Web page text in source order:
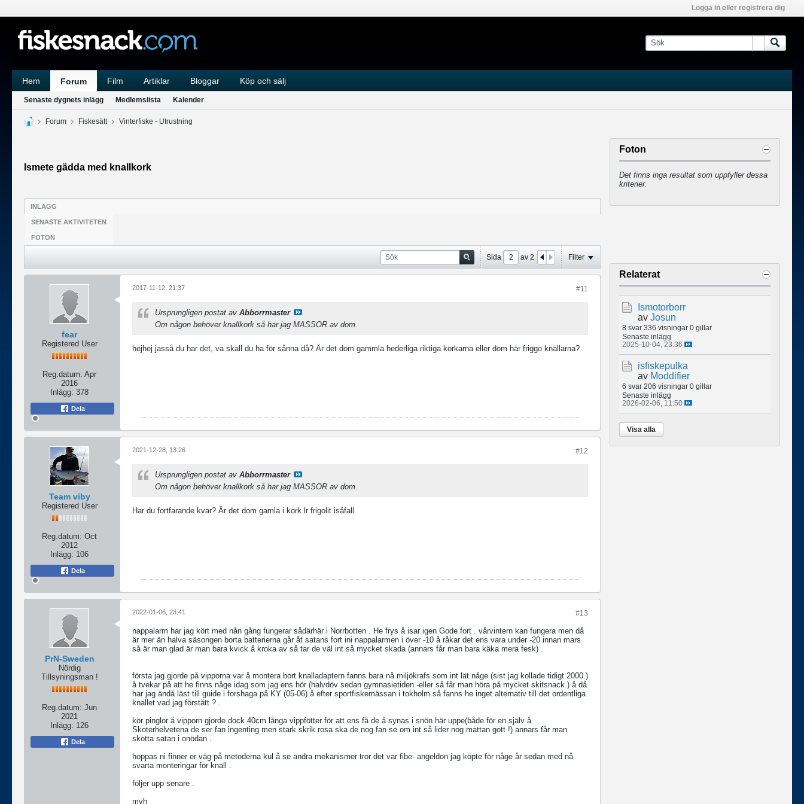
Logga in eller registrera dig
Hem Forum Film Artiklar Bloggar Köp och sälj
Senaste dygnets inlägg Medlemslista Kalender
Forum Fiskesätt Vinterfiske - Utrustning
Ismete gädda med knallkork
INLÄGG
SENASTE AKTIVITETEN
FOTON
Sida av 2 Filter
fear
Registered User
Reg.datum: Apr
2016
Inlägg: 378
Dela
#11
2017-11-12, 21:37
Ursprungligen postat av Abborrmaster
Om någon behöver knallkork så har jag MASSOR av dom.
hejhej jasså du har det, va skall du ha för sånna då? Är det dom gammla hederliga riktiga korkarna eller dom här friggo knallarna?
Team viby
Registered User
Reg.datum: Oct
2012
Inlägg: 106
Dela
#12
2021-12-28, 13:26
Ursprungligen postat av Abborrmaster
Om någon behöver knallkork så har jag MASSOR av dom.
Har du fortfarande kvar? Är det dom gamla i kork lr frigolit isåfall
PrN-Sweden
Nördig
Tillsyningsman !
Reg.datum: Jun
2021
Inlägg: 126
Dela
#13
2022-01-06, 23:41
nappalarm har jag kört med nån gång fungerar sådärhär i Norrbotten . He frys å isar igen Gode fort . vårvintern kan fungera men då
är mer än halva säsongen borta batterierna går åt satans fort ini nappalarmen i över -10 å råkar det ens vara under -20 innan mars
så är man glad är man bara kvick å kroka av så tar de väl int så mycket skada (annars får man bara käka mera fesk) .
första jag gjorde på vipporna var å montera bort knalladaptern fanns bara nå miljökrafs som int lät någe (sist jag kollade tidigt 2000.)
å tvekar på att he finns någe idag som jag ens hör (halvdöv sedan gymnasietiden -eller så får man höra på mycket skitsnack.) å då
har jag ändå läst till guide i forshaga på KY (05-06) å efter sportfiskemässan i tokholm så fanns he inget alternativ till det ordentliga
knallet vad jag förstått ? .
kör pinglor å vipporn gjorde dock 40cm långa vippfötter för att ens få de å synas i snön här uppe(både för en själv å
Skoterhelvetena de ser fan ingenting men stark skrik rosa ska de nog fan se om int så lider nog mattan gott !) annars får man
skotta satan i onödan .
hoppas ni finner er väg på metoderna kul å se andra mekanismer tror det var fibe- angeldon jag köpte för någe år sedan med nå
svarta monteringar för knall .
följer upp senare .
mvh
Foton
Det finns inga resultat som uppfyller dessa
kriterier.
Relaterat
Ismotorborr
av Josun
8 svar 336 visningar 0 gillar
Senaste inlägg
2025-10-04, 23:36
isfiskepulka
av Moddifier
6 svar 206 visningar 0 gillar
Senaste inlägg
2026-02-06, 11:50
Visa alla